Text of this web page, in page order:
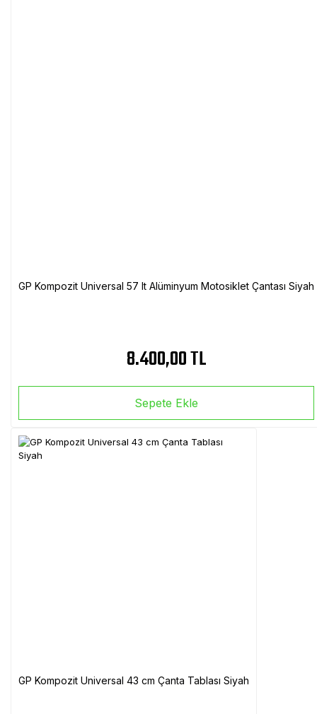
GP Kompozit Universal 57 lt Alüminyum Motosiklet Çantası Siyah
8.400,00 TL
Sepete Ekle
GP Kompozit Universal 43 cm Çanta Tablası Siyah